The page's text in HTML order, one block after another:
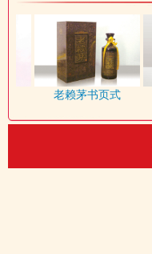
老赖茅书页式